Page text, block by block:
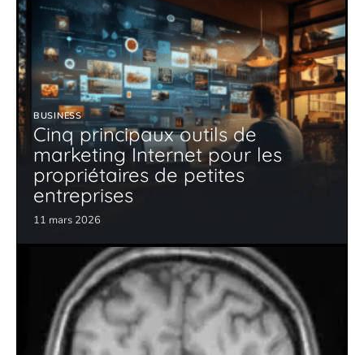
BUSINESS
Cinq principaux outils de
marketing Internet pour les
propriétaires de petites
entreprises
11 mars 2026